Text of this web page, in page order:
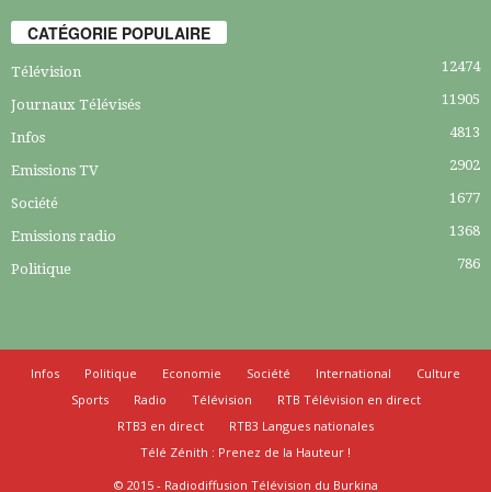
CATÉGORIE POPULAIRE
Télévision 12474
Journaux Télévisés 11905
Infos 4813
Emissions TV 2902
Société 1677
Emissions radio 1368
Politique 786
Infos Politique Economie Société International
Culture
Sports
Radio Télévision
RTB Télévision en direct
RTB3 en direct
RTB3 Langues nationales
Télé Zénith : Prenez de la Hauteur !
© 2015 - Radiodiffusion Télévision du Burkina